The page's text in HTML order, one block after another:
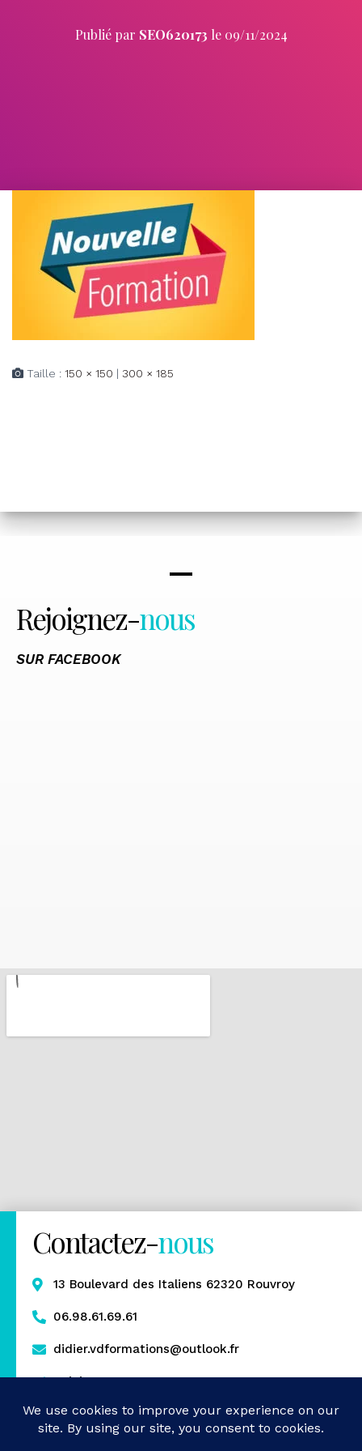
Publié par SEO620173 le 09/11/2024
Taille : 150 × 150 | 300 × 185
Rejoignez-nous
SUR FACEBOOK
Contactez-nous
13 Boulevard des Italiens 62320 Rouvroy
06.98.61.69.61
didier.vdformations@outlook.fr
Rejoignez-nous